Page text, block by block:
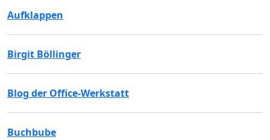
Aufklappen
Birgit Böllinger
Blog der Office-Werkstatt
Buchbube